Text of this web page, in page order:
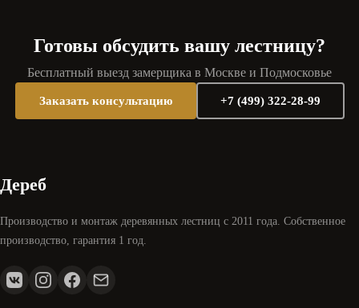
Готовы обсудить вашу лестницу?
Бесплатный выезд замерщика в Москве и Подмосковье
Заказать консультацию +7 (499) 322-28-99
Дереб
Производство и монтаж деревянных лестниц с 2011 года. Собственное
производство, гарантия 1 год.